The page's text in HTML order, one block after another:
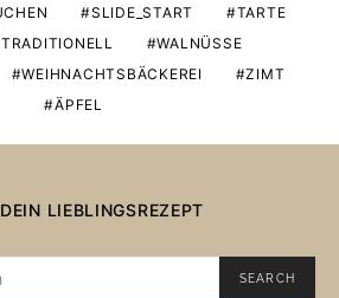
SLIDE_START
TARTE
TRADITIONELL
WALNÜSSE
WEIHNACHTSBÄCKEREI
ZIMT
ÄPFEL
LIEBLINGSREZEPT
SEARCH